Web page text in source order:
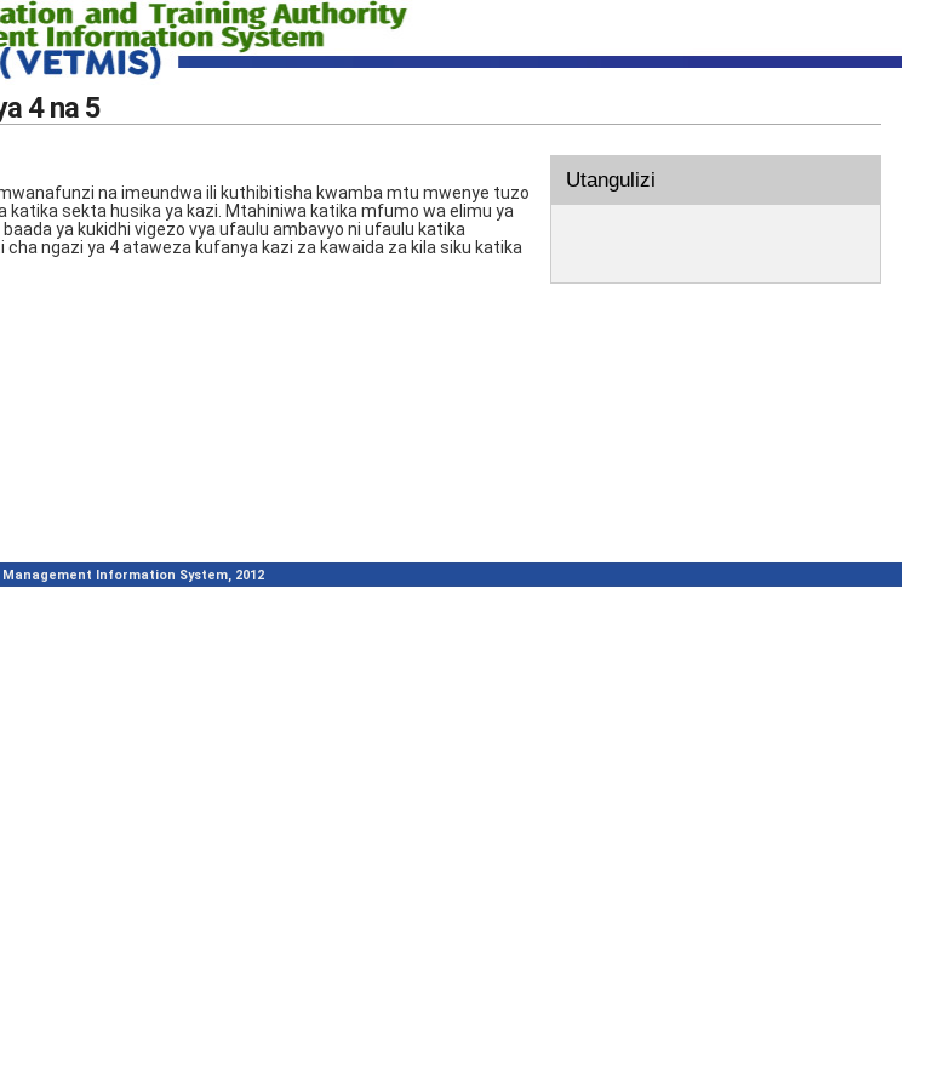
4 na 5
na imeundwa ili kuthibitisha kwamba mtu mwenye tuzo
sekta husika ya kazi. Mtahiniwa katika mfumo wa elimu ya
ya kukidhi vigezo vya ufaulu ambavyo ni ufaulu katika
ngazi ya 4 ataweza kufanya kazi za kawaida za kila siku katika
Utangulizi
Management Information System, 2012